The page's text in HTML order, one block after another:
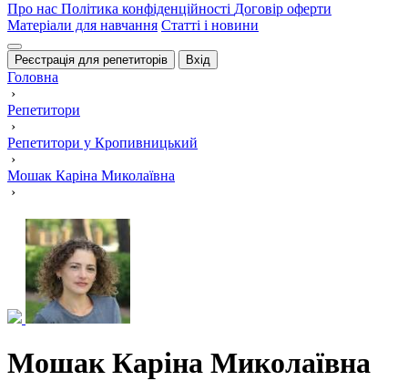
Про нас Політика конфіденційності Договір оферти
Матеріали для навчання Статті і новини
Реєстрація для репетиторів Вхід
Головна
›
Репетитори
›
Репетитори у Кропивницький
›
Мошак Каріна Миколаївна
›
Мошак Каріна Миколаївна